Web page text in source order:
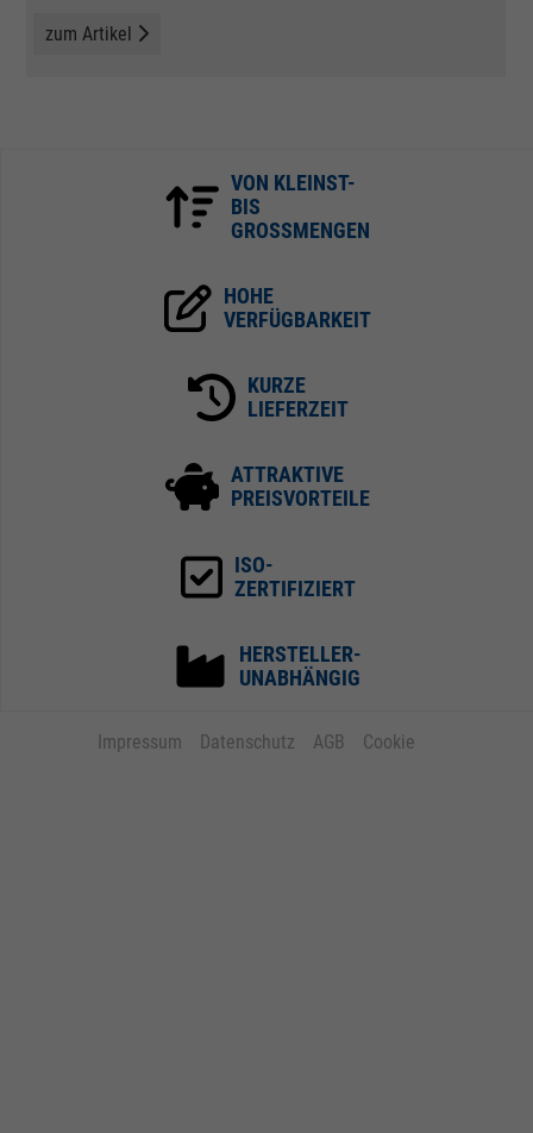
zum Artikel
VON KLEINST-
BIS
GROSSMENGEN
HOHE
VERFÜGBARKEIT
KURZE
LIEFERZEIT
ATTRAKTIVE
PREISVORTEILE
ISO-
ZERTIFIZIERT
HERSTELLER-
UNABHÄNGIG
Impressum Datenschutz AGB Cookie